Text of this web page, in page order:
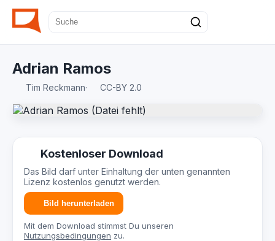
Adrian Ramos
Tim Reckmann· CC-BY 2.0
Kostenloser Download
Das Bild darf unter Einhaltung der unten genannten
Lizenz kostenlos genutzt werden.
Bild herunterladen
Mit dem Download stimmst Du unseren
Nutzungsbedingungen zu.